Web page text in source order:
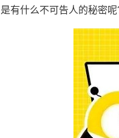
是有什么不可告人的秘密呢